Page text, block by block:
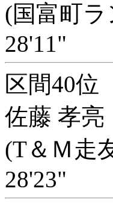
(国富町
28'11"
区間40位
佐藤 孝亮
(T＆Ｍ走
28'23"